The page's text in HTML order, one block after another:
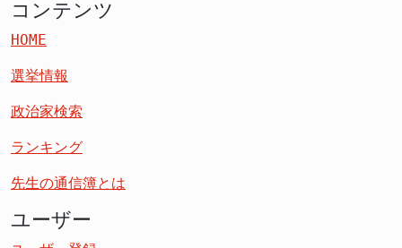
コンテンツ
HOME
選挙情報
政治家検索
ランキング
先生の通信簿とは
ユーザー